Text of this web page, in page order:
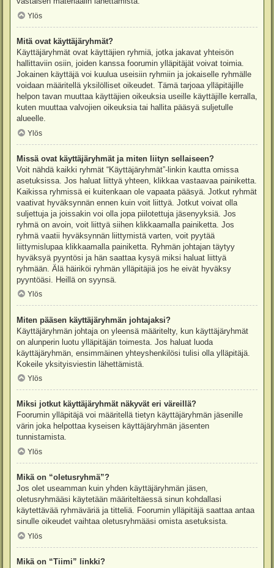
Ylös
Mitä ovat käyttäjäryhmät?
Käyttäjäryhmät ovat käyttäjien ryhmiä, jotka jakavat yhteisön
hallittaviin osiin, joiden kanssa foorumin ylläpitäjät voivat toimia.
Jokainen käyttäjä voi kuulua useisiin ryhmiin ja jokaiselle ryhmälle
voidaan määritellä yksilölliset oikeudet. Tämä tarjoaa ylläpitäjille
helpon tavan muuttaa käyttäjien oikeuksia useille käyttäjille kerralla,
kuten muuttaa valvojien oikeuksia tai hallita pääsyä suljetulle
alueelle.
Ylös
Missä ovat käyttäjäryhmät ja miten liityn sellaiseen?
Voit nähdä kaikki ryhmät “Käyttäjäryhmät”-linkin kautta omissa
asetuksissa. Jos haluat liittyä yhteen, klikkaa vastaavaa painiketta.
Kaikissa ryhmissä ei kuitenkaan ole vapaata pääsyä. Jotkut ryhmät
vaativat hyväksynnän ennen kuin voit liittyä. Jotkut voivat olla
suljettuja ja joissakin voi olla jopa piilotettuja jäsenyyksiä. Jos
ryhmä on avoin, voit liittyä siihen klikkaamalla painiketta. Jos
ryhmä vaatii hyväksynnän liittymistä varten, voit pyytää
liittymislupaa klikkaamalla painiketta. Ryhmän johtajan täytyy
hyväksyä pyyntösi ja hän saattaa kysyä miksi haluat liittyä
ryhmään. Älä häiriköi ryhmän ylläpitäjiä jos he eivät hyväksy
pyyntöäsi. Heillä on syynsä.
Ylös
Miten pääsen käyttäjäryhmän johtajaksi?
Käyttäjäryhmän johtaja on yleensä määritelty, kun käyttäjäryhmät
on alunperin luotu ylläpitäjän toimesta. Jos haluat luoda
käyttäjäryhmän, ensimmäinen yhteyshenkilösi tulisi olla ylläpitäjä.
Kokeile yksityisviestin lähettämistä.
Ylös
Miksi jotkut käyttäjäryhmät näkyvät eri väreillä?
Foorumin ylläpitäjä voi määritellä tietyn käyttäjäryhmän jäsenille
värin joka helpottaa kyseisen käyttäjäryhmän jäsenten
tunnistamista.
Ylös
Mikä on “oletusryhmä”?
Jos olet useamman kuin yhden käyttäjäryhmän jäsen,
oletusryhmääsi käytetään määriteltäessä sinun kohdallasi
käytettävää ryhmäväriä ja titteliä. Foorumin ylläpitäjä saattaa antaa
sinulle oikeudet vaihtaa oletusryhmääsi omista asetuksista.
Ylös
Mikä on “Tiimi” linkki?